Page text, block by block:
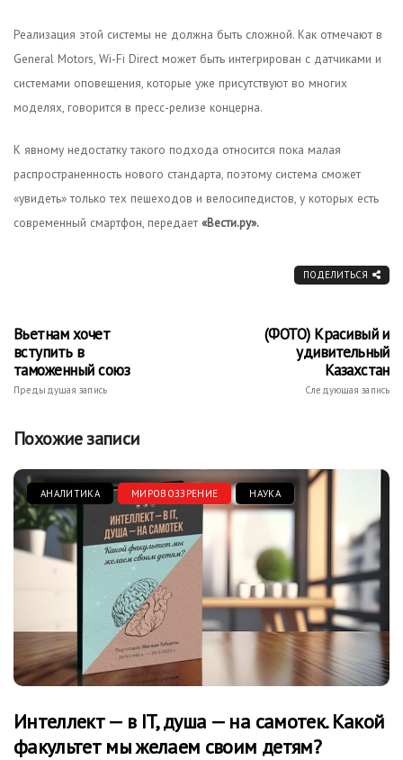
Реализация этой системы не должна быть сложной. Как отмечают в
General Motors, Wi-Fi Direct может быть интегрирован с датчиками и
системами оповещения, которые уже присутствуют во многих
моделях, говорится в пресс-релизе концерна.
К явному недостатку такого подхода относится пока малая
распространенность нового стандарта, поэтому система сможет
«увидеть» только тех пешеходов и велосипедистов, у которых есть
современный смартфон, передает «Вести.ру».
ПОДЕЛИТЬСЯ
Вьетнам хочет
вступить в
таможенный союз
Предыдущая запись
(ФОТО) Красивый и
удивительный
Казахстан
Следующая запись
Похожие записи
АНАЛИТИКА МИРОВОЗЗРЕНИЕ НАУКА
Интеллект — в IT, душа — на самотек. Какой
факультет мы желаем своим детям?